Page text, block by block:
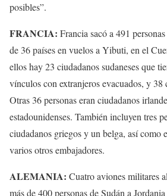
posibles”.
FRANCIA: Francia sacó a 491
de 36 países en vuelos a Yibuti, en el
ellos hay 23 ciudadanos sudaneses que
vínculos con extranjeros evacuados, y 38
Otras 36 personas eran ciudadanos
estadounidenses. También incluyen tres
ciudadanos griegos y un belga, así como
varios otros embajadores.
ALEMANIA: Cuatro aviones militares
más de 400 personas de Sudán a